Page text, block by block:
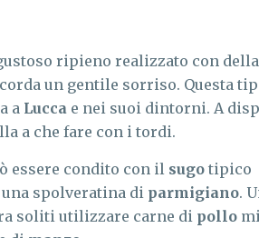
ripieno realizzato con della
un gentile sorriso. Questa
a Lucca e nei suoi dintorni. A
a che fare con i tordi.
essere condito con il sugo tipico
una spolveratina di parmigiano.
soliti utilizzare carne di pollo